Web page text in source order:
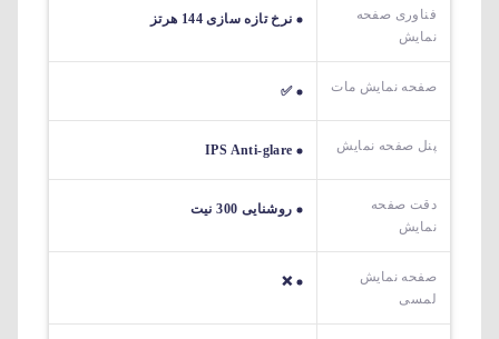
فناوری صفحه
نمایش
نرخ تازه سازی 144 هرتز
صفحه نمایش مات ✅
پنل صفحه نمایش IPS Anti-glare
دقت صفحه
نمایش
روشنایی 300 نیت
صفحه نمایش
لمسی
❌